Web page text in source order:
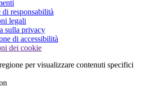
di responsabilità
legali
sulla privacy
di accessibilità
dei cookie
per visualizzare contenuti specifici